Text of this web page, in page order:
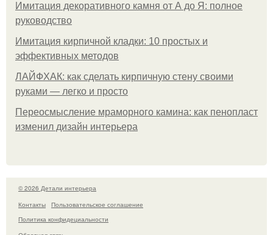
Имитация декоративного камня от А до Я: полное
руководство
Имитация кирпичной кладки: 10 простых и
эффективных методов
ЛАЙФХАК: как сделать кирпичную стену своими
руками — легко и просто
Переосмысление мраморного камина: как пенопласт
изменил дизайн интерьера
© 2026 Детали интерьера
Контакты
Пользовательское соглашение
Политика конфидециальности